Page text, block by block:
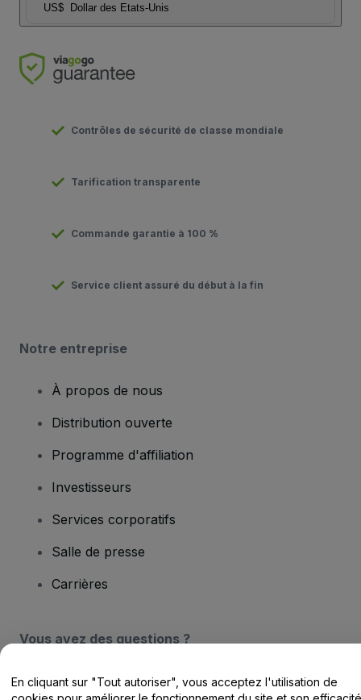
US$ Dollar des Etats-Unis
Contrôles de sécurité de classe mondiale
Tarification transparente
Commande garantie à 100 %
Service client assuré du début à la fin
Notre entreprise
À propos de nous
Distribution ouverte
Programme d'affiliation
Investisseurs
Services corporatifs
Salle de presse
Carrières
Vous avez des questions ?
Centre d'assistance / Nous contacter
En cliquant sur "Tout autoriser", vous acceptez l'utilisation de